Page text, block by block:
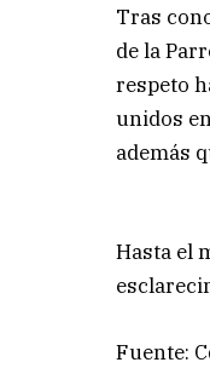
Tras
de la
respeto
unidos
además
Hasta el
Fuente: